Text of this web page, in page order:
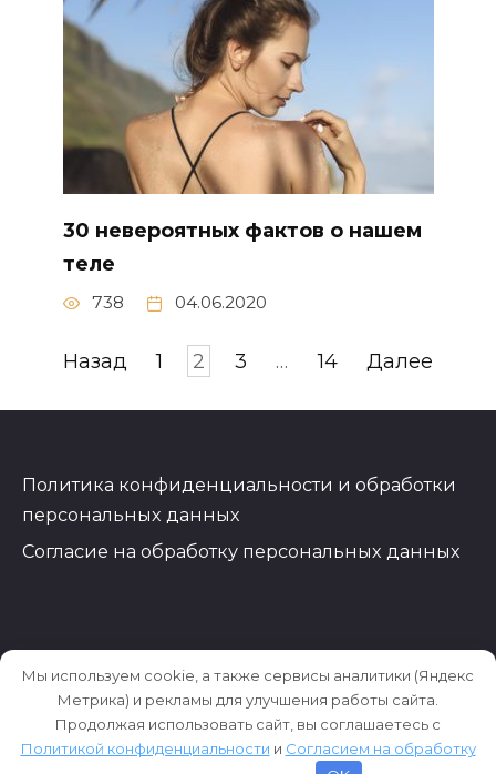
30 невероятных фактов о нашем
теле
738 04.06.2020
Пагинация
Назад 1 2 3 … 14 Далее
Политика конфиденциальности и обработки
персональных данных
Согласие на обработку персональных данных
Мы используем cookie, а также сервисы аналитики (Яндекс
Метрика) и рекламы для улучшения работы сайта.
Продолжая использовать сайт, вы соглашаетесь с
Политикой конфиденциальности и Согласием на обработку